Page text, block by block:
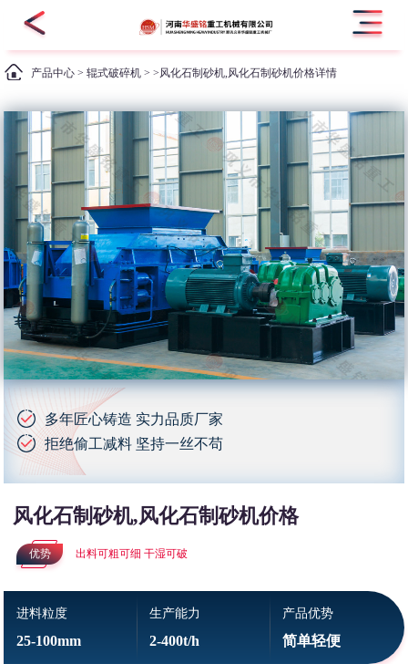
产品中心 >辊式破碎机 > >风化石制砂机,风化石制砂机价格详情
多年匠心铸造 实力品质厂家
拒绝偷工减料 坚持一丝不苟
风化石制砂机,风化石制砂机价格
优势 出料可粗可细 干湿可破
进料粒度
25-100mm
生产能力
2-400t/h
产品优势
简单轻便